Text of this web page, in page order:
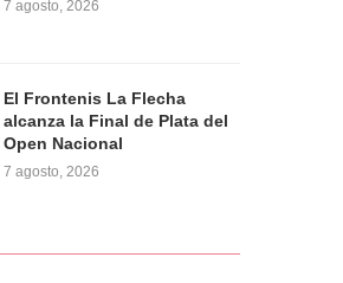
7 agosto, 2026
El Frontenis La Flecha
alcanza la Final de Plata del
Open Nacional
7 agosto, 2026